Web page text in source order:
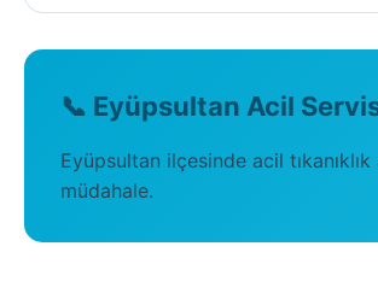
📞 Eyüpsultan Acil
Eyüpsultan ilçesinde acil
müdahale.